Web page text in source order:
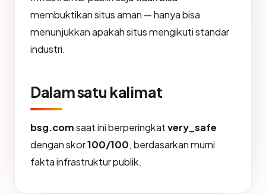
membuktikan situs aman — hanya bisa
menunjukkan apakah situs mengikuti standar
industri.
Dalam satu kalimat
bsg.comsaat ini berperingkatvery_safe
dengan skor100/100, berdasarkan murni
fakta infrastruktur publik.